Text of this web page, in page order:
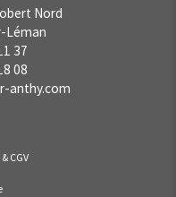
Nord
Léman
37
08
anthy.com
CGV